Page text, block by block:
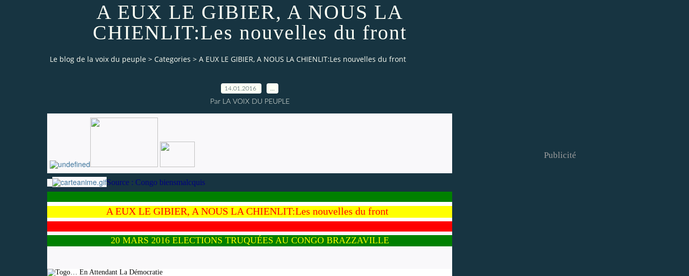
A EUX LE GIBIER, A NOUS LA
CHIENLIT:Les nouvelles du front
Le blog de la voix du peuple > Categories > A EUX LE GIBIER, A NOUS LA CHIENLIT:Les nouvelles du front
14.01.2016
Par LA VOIX DU PEUPLE
Source : Congo biensmalcquis
A EUX LE GIBIER, A NOUS LA CHIENLIT:Les nouvelles du front
20 MARS 2016 ELECTIONS TRUQUÉES AU CONGO BRAZZAVILLE
Publicité